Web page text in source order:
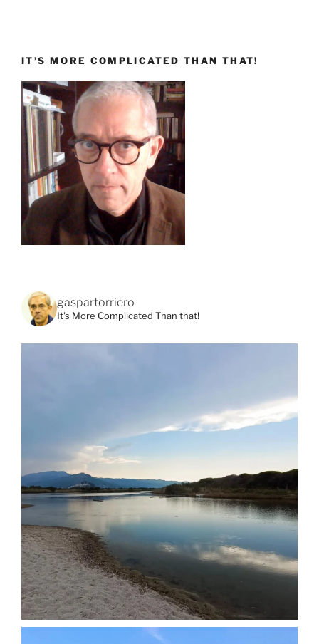
IT’S MORE COMPLICATED THAN THAT!
gaspartorriero
It's More Complicated Than that!